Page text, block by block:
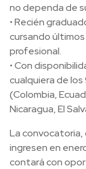
no dependa de
• Recién
cursando
profesional.
• Con
cualquiera de los
(Colombia,
Nicaragua, El
La
ingresen en
contará con